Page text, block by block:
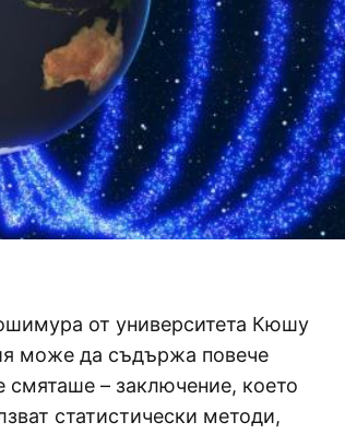
от университета Кюшу
може да съдържа повече
смяташе – заключение, което
статистически методи,